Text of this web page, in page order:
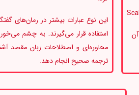
این نوع عبارات بیشتر در رمان‌های
استفاده قرار می‌گیرند. به چشم
محاوره‌ای و اصطلاحات زبان مقصد
ترجمه صحیح انجام دهد.